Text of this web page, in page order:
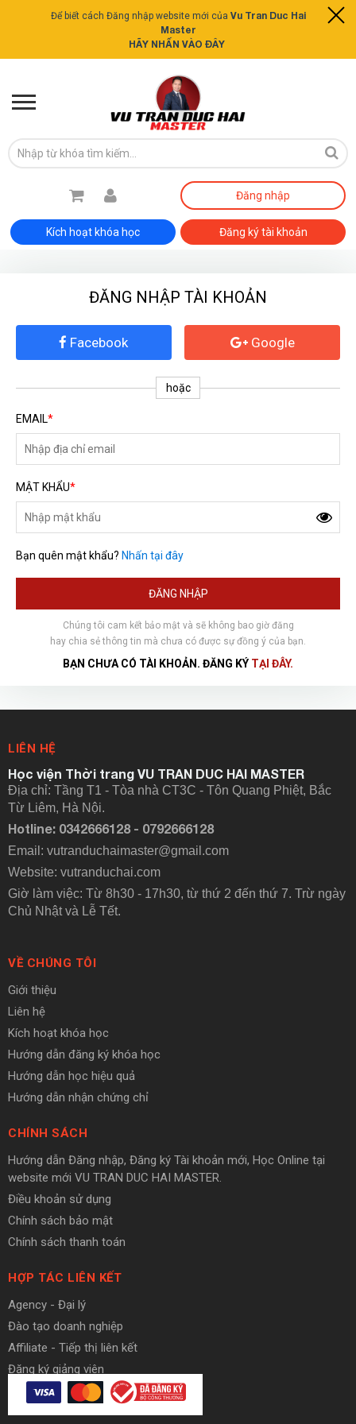
Để biết cách Đăng nhập website mới của Vu Tran Duc Hai
Master
HÃY NHẤN VÀO ĐÂY
Kích hoạt khóa học
Đăng nhập
Đăng ký tài khoản
ĐĂNG NHẬP TÀI KHOẢN
Facebook Google
hoặc
EMAIL*
MẬT KHẨU*
Bạn quên mật khẩu? Nhấn tại đây
ĐĂNG NHẬP
Chúng tôi cam kết bảo mật và sẽ không bao giờ đăng
hay chia sẻ thông tin mà chưa có được sự đồng ý của bạn.
BẠN CHƯA CÓ TÀI KHOẢN. ĐĂNG KÝ TẠI ĐÂY.
LIÊN HỆ
Học viện Thời trang VU TRAN DUC HAI MASTER
Địa chỉ: Tầng T1 - Tòa nhà CT3C - Tôn Quang Phiệt, Bắc
Từ Liêm, Hà Nội.
Hotline: 0342666128 - 0792666128
Email: vutranduchaimaster@gmail.com
Website: vutranduchai.com
Giờ làm việc: Từ 8h30 - 17h30, từ thứ 2 đến thứ 7. Trừ ngày
Chủ Nhật và Lễ Tết.
VỀ CHÚNG TÔI
Giới thiệu
Liên hệ
Kích hoạt khóa học
Hướng dẫn đăng ký khóa học
Hướng dẫn học hiệu quả
Hướng dẫn nhận chứng chỉ
CHÍNH SÁCH
Hướng dẫn Đăng nhập, Đăng ký Tài khoản mới, Học Online tại
website mới VU TRAN DUC HAI MASTER.
Điều khoản sử dụng
Chính sách bảo mật
Chính sách thanh toán
HỢP TÁC LIÊN KẾT
Agency - Đại lý
Đào tạo doanh nghiệp
Affiliate - Tiếp thị liên kết
Đăng ký giảng viên
ĐĂNG KÝ TƯ VẤN MIỄN PHÍ
HOÀN THÀNH
Đăng ký tư vấn trực tiếp 24/7: